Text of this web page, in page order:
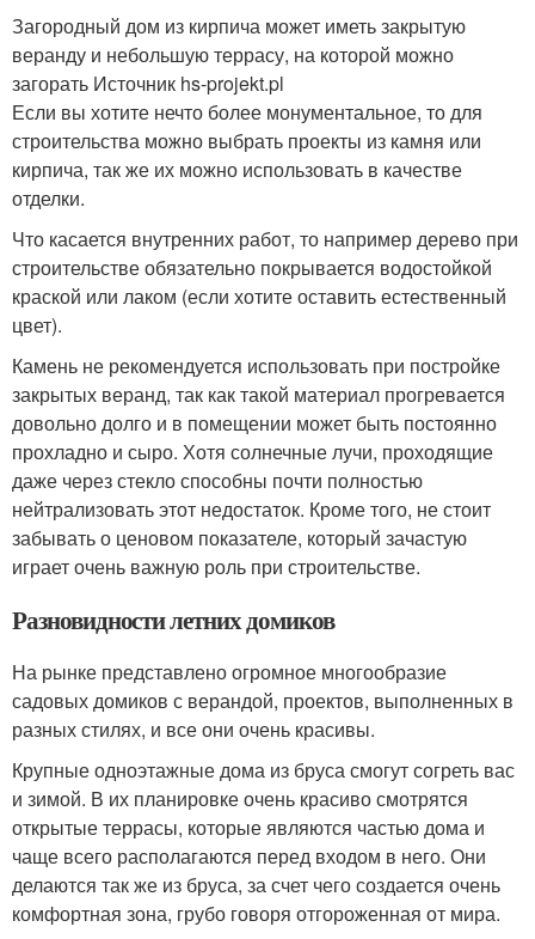
Загородный дом из кирпича может иметь закрытую
веранду и небольшую террасу, на которой можно
загорать Источник hs-projekt.pl
Если вы хотите нечто более монументальное, то для
строительства можно выбрать проекты из камня или
кирпича, так же их можно использовать в качестве
отделки.
Что касается внутренних работ, то например дерево при
строительстве обязательно покрывается водостойкой
краской или лаком (если хотите оставить естественный
цвет).
Камень не рекомендуется использовать при постройке
закрытых веранд, так как такой материал прогревается
довольно долго и в помещении может быть постоянно
прохладно и сыро. Хотя солнечные лучи, проходящие
даже через стекло способны почти полностью
нейтрализовать этот недостаток. Кроме того, не стоит
забывать о ценовом показателе, который зачастую
играет очень важную роль при строительстве.
Разновидности летних домиков
На рынке представлено огромное многообразие
садовых домиков с верандой, проектов, выполненных в
разных стилях, и все они очень красивы.
Крупные одноэтажные дома из бруса смогут согреть вас
и зимой. В их планировке очень красиво смотрятся
открытые террасы, которые являются частью дома и
чаще всего располагаются перед входом в него. Они
делаются так же из бруса, за счет чего создается очень
комфортная зона, грубо говоря отгороженная от мира.